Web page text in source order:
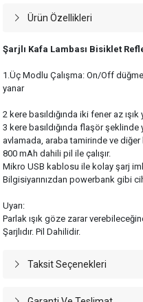
Ürün Özellikleri
Şarjlı Kafa Lambası Bisiklet
1.Üç Modlu Çalışma: On/Off
yanar
2 kere basıldığında iki fener az ışık
3 kere basıldığında flaşör
avlamada, araba tamirinde ve
800 mAh dahili pil ile çalışır.
Mikro USB kablosu ile kolay şarj
Bilgisiyarınızdan powerbank gibi
Uyarı:
Parlak ışık göze zarar
Şarjlıdır. Pil Dahilidir.
Taksit Seçenekleri